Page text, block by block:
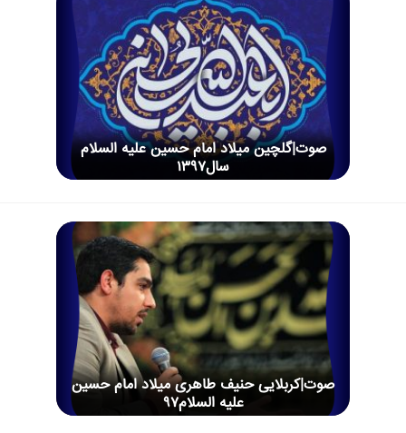
صوت|گلچین میلاد امام حسین علیه السلام
سال1397
صوت|کربلایی حنیف طاهری میلاد امام حسین
علیه السلام97